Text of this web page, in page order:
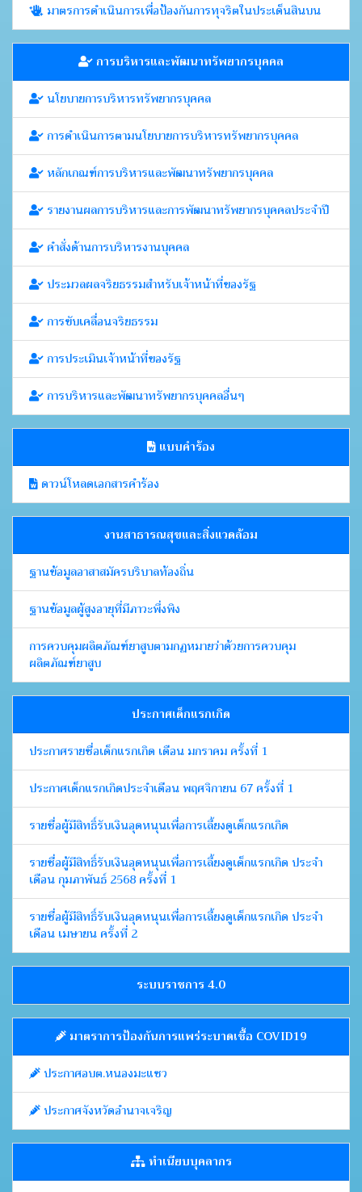
มาตรการดำเนินการเพื่อป้องกันการทุจริตในประเด็นสินบน
การบริหารและพัฒนาทรัพยากรบุคคล
นโยบายการบริหารทรัพยากรบุคคล
การดำเนินการตามนโยบายการบริหารทรัพยากรบุคคล
หลักเกณฑ์การบริหารและพัฒนาทรัพยากรบุคคล
รายงานผลการบริหารและการพัฒนาทรัพยากรบุคคลประจำปี
คำสั่งด้านการบริหารงานบุคคล
ประมวลผลจริยธรรมสำหรับเจ้าหน้าที่ของรัฐ
การขับเคลื่อนจริยธรรม
การประเมินเจ้าหน้าที่ของรัฐ
การบริหารและพัฒนาทรัพยากรบุคคลอื่นๆ
แบบคำร้อง
ดาวน์โหลดเอกสารคำร้อง
งานสาธารณสุขและสิ่งแวดล้อม
ฐานข้อมูลอาสาสมัครบริบาลท้องถิ่น
ฐานข้อมูลผู้สูงอายุที่มีภาวะพึ่งพิง
การควบคุมผลิตภัณฑ์ยาสูบตามกฏหมายว่าด้วยการควบคุม
ผลิตภัณฑ์ยาสูบ
ประกาศเด็กแรกเกิด
ประกาศรายชื่อเด็กแรกเกิด เดือน มกราคม ครั้งที่ 1
ประกาศเด็กแรกเกิดประจำเดือน พฤศจิกายน 67 ครั้งที่ 1
รายชื่อผู้มีสิทธิ์รับเงินอุดหนุนเพื่อการเลี้ยงดูเด็กแรกเกิด
รายชื่อผู้มีสิทธิ์รับเงินอุดหนุนเพื่อการเลี้ยงดูเด็กแรกเกิด ประจำ
เดือน กุมภาพันธ์ 2568 ครั้งที่ 1
รายชื่อผู้มีสิทธิ์รับเงินอุดหนุนเพื่อการเลี้ยงดูเด็กแรกเกิด ประจำ
เดือน เมษายน ครั้งที่ 2
ระบบราชการ 4.0
มาตราการป้องกันการแพร่ระบาดเชื้อ COVID19
ประกาศอบต.หนองมะแซว
ประกาศจังหวัดอำนาจเจริญ
ทำเนียบบุคลากร